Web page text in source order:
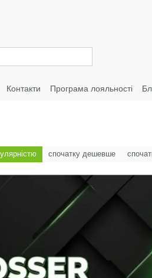
Контакти Програма лояльності
спочатку дешевше